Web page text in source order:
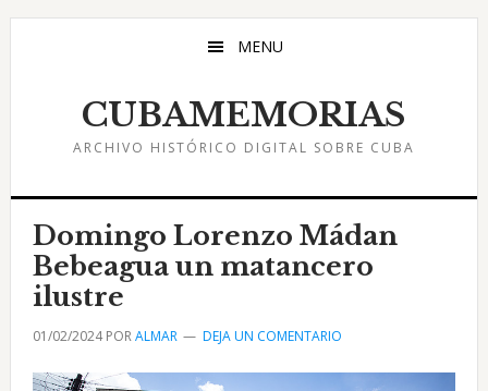
Saltar
Saltar
Saltar
MENU
CUBAMEMORIAS
ARCHIVO HISTÓRICO DIGITAL SOBRE CUBA
Domingo Lorenzo Mádan
Bebeagua un matancero
ilustre
01/02/2024PORALMAR DEJA UN COMENTARIO